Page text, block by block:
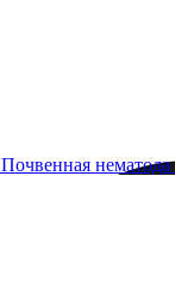
Почвенная нематода